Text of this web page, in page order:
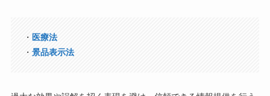
・ 医療法
・ 景品表示法